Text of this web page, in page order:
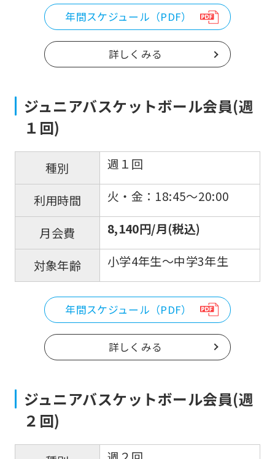
年間スケジュール（PDF）
詳しくみる
ジュニアバスケットボール会員(週
１回)
種別 週１回
利用時間 火・金：18:45〜20:00
月会費 8,140円/月(税込)
対象年齢 小学4年生〜中学3年生
年間スケジュール（PDF）
詳しくみる
ジュニアバスケットボール会員(週
２回)
before
using
the
service.
Automatic